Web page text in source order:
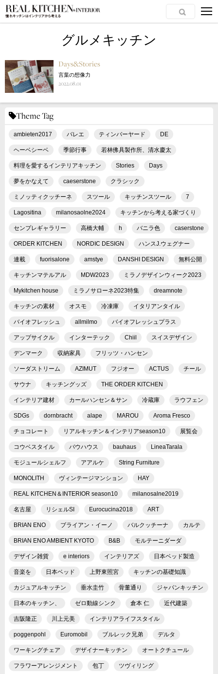
グルメキッチン
Days&Stories
言葉の想像力
2022.08.01
Theme Tag
ambieten2017 バレエ ティンバーヤード DE
ヘーベシーベ 季節行事 若林佛具製作所、清水慶太
料理を愛するインテリアキッチン Stories Days
夢をかなえて caeserstone クラシック
ミノッティクッチーネ スツール キッチンスツール 7
Lagositina milanosaolne2024 キッチンから考える家づくり
センプレギャラリー 高橋大輔 h バニラ色 caserstone
ORDER KITCHEN NORDIC DESIGN ハンスJ.ウェグナー
連載 fuorisalone amstye DANSHI DESIGN 無料公開
キッチンマテルアル MDW2023 ミラノデザインウィーク2023
Mykitchen house ミラノサローネ2023特集 dreamnote
キッチンの素材 オスモ 冷凍庫 イタリアンタイル
バイオフレッシュ allmilmo バイオフレッシュプラス
アップサイクル インターテック Chiil スイスデザイン
デンマーク 収納家具 フリッツ・ハンセン
ソーダストリーム AZIMUT フジオー ACTUS チール
サウナ キッチングッズ THE ORDER KITCHEN
インテリア建材 カールハンセン＆サン 冷蔵庫 ラウフェン
SDGs dornbracht alape MAROU Aroma Fresco
チョコレート リアルキッチン＆インテリアseason10 展覧会
コウベスタイル バウハウス bauhaus LineaTarala
モジュールシェルフ アアルケ String Furniture
MONOLITH ヴィンテージマンション HAY
REAL KITCHEN＆INTERIOR season10 milanosalne2019
名古屋 リシェルSI Eurocucina2018 ART
BRIAN ENO ブライアン・イーノ バルクッチーナ カルテ
BRIAN ENO AMBIENT KYOTO B&B モルテーニダーダ
デザイン雑貨 e interiors インテリアズ 日本ベッド製造
音楽を 日本ベッド 上野東照宮 キッチンの基礎知識
カジュアルキッチン 垂水圭竹 骨董通り ジャパンキッチン
日本のキッチン、 ゼロ動線シンク 倉本 仁 近代建築
吉阪隆正 川上元美 インテリアライフスタイル
poggenpohl Euromobil ブルレック兄弟 デルタ
ワーキングチェア デザイナーキッチン オートクチュール
フラワーアレンジメント 包丁 ツヴィリング